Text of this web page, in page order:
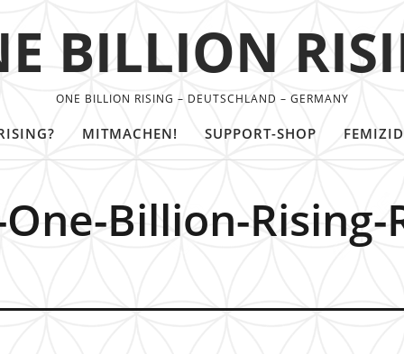
BILLION
ONE BILLION RISING – DEUTSCHLAND – GERMANY
MITMACHEN! SUPPORT-SHOP
Billion-Rising-